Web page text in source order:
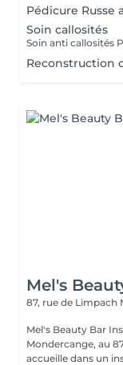
Pédicure Russe
Soin callosités
Reconstruction
Mel's
87, rue de Limpach
Mel's Beauty Bar Institut de beauté à Mondercange Situé à
Mondercange, au
accueille dans un